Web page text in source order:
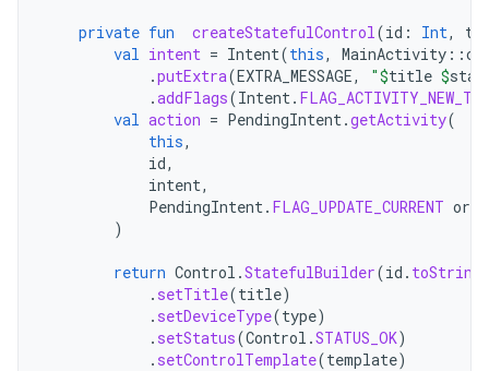
private fun createStatefulControl(id : Int,
val intent = Intent(this, MainActivity ::
.putExtra(EXTRA_MESSAGE, "$title $
.addFlags(Intent.
val action = PendingIntent.getActivity(
this,
id,
intent,
PendingIntent. FLAG_UPDATE_CURRENT or
)
return Control .StatefulBuilder(id . toString
. setTitle(title)
. setDeviceType(type)
. setStatus(Control .STATUS_OK)
. setControlTemplate(template)